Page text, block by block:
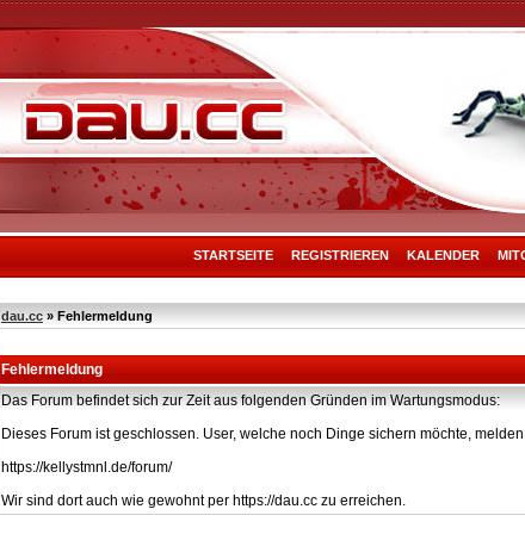
STARTSEITE REGISTRIEREN KALENDER
dau.cc » Fehlermeldung
Fehlermeldung
Das Forum befindet sich zur Zeit aus folgenden Gründen im Wartungsmodus:
Dieses Forum ist geschlossen. User, welche noch Dinge sichern möchte,
https://kellystmnl.de/forum/
Wir sind dort auch wie gewohnt per https://dau.cc zu erreichen.